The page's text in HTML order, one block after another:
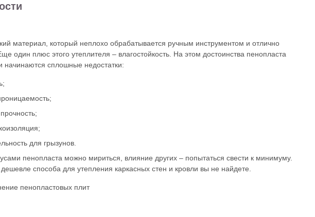
материал, который неплохо обрабатывается ручным инструментом и отлично
один плюс этого утеплителя – влагостойкость. На этом достоинства пенопласта
начинаются сплошные недостатки:
для грызунов.
пенопласта можно мириться, влияние других – попытаться свести к минимуму.
способа для утепления каркасных стен и кровли вы не найдете.